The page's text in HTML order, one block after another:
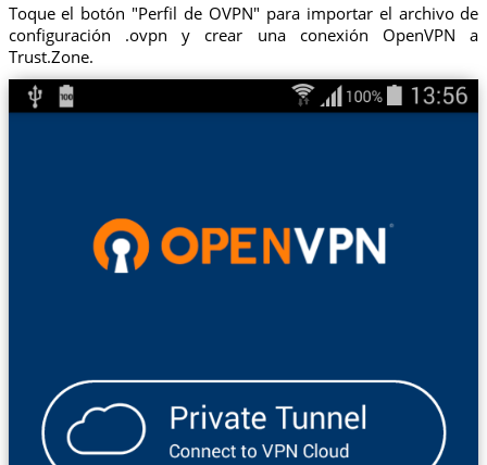
Toque el botón "Perfil de OVPN" para importar el archivo de
configuración .ovpn y crear una conexión OpenVPN a
Trust.Zone.